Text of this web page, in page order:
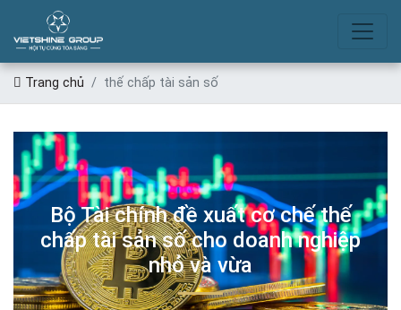
THẾ CHẤP TÀI SẢN SỐ
Trang chủ thế chấp tài sản số
Bộ Tài chính đề xuất cơ chế thế
chấp tài sản số cho doanh nghiệp
nhỏ và vừa